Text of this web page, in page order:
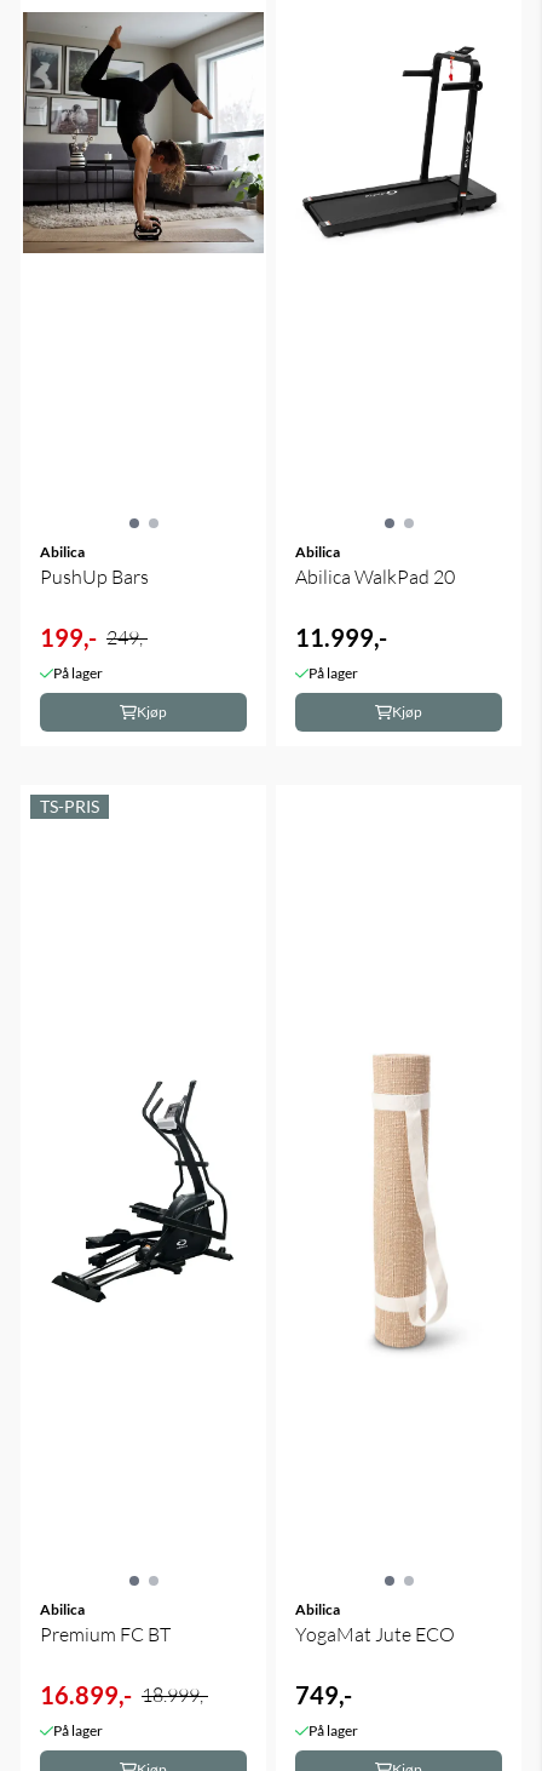
Abilica
PushUp Bars
199,- 249,-
På lager
Kjøp
Abilica
Abilica WalkPad 20
11.999,-
På lager
Kjøp
Abilica
Premium FC BT
16.899,- 18.999,-
På lager
Abilica
YogaMat Jute ECO
749,-
På lager